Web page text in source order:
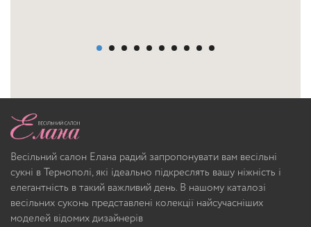
Весільний салон Елана радий запропонувати вам весільні
сукні в Тернополі, які ідеально підкреслять вашу ніжність і
елегантність в такий важливий день. В нашому каталозі
весільних суконь представлені колекції найсучасніших
моделей відомих дизайнерів